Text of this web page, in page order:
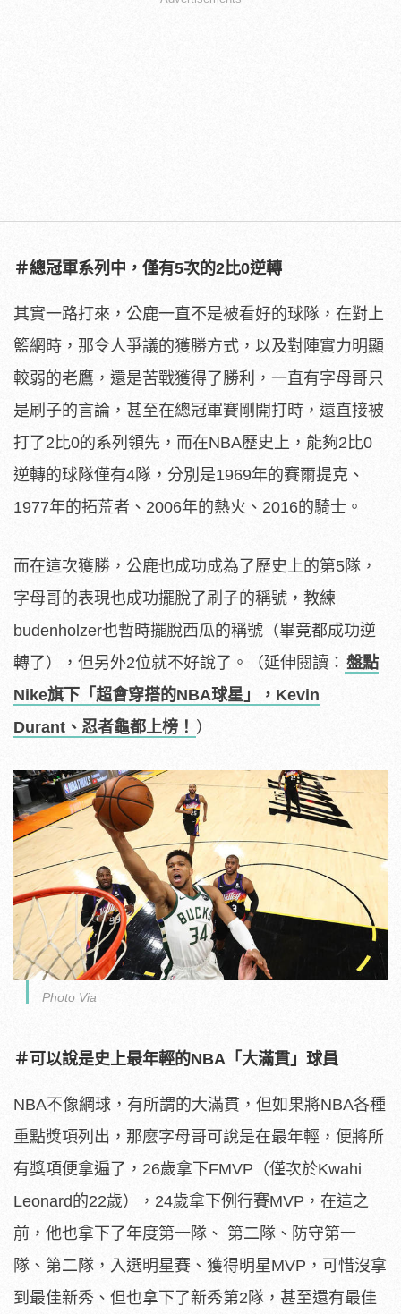
＃總冠軍系列中，僅有5次的2比0逆轉
其實一路打來，公鹿一直不是被看好的球隊，在對上
籃網時，那令人爭議的獲勝方式，以及對陣實力明顯
較弱的老鷹，還是苦戰獲得了勝利，一直有字母哥只
是刷子的言論，甚至在總冠軍賽剛開打時，還直接被
打了2比0的系列領先，而在NBA歷史上，能夠2比0
逆轉的球隊僅有4隊，分別是1969年的賽爾提克、
1977年的拓荒者、2006年的熱火、2016的騎士。
而在這次獲勝，公鹿也成功成為了歷史上的第5隊，
字母哥的表現也成功擺脫了刷子的稱號，教練
budenholzer也暫時擺脫西瓜的稱號（畢竟都成功逆
轉了），但另外2位就不好說了。（延伸閱讀： 盤點
Nike旗下「超會穿搭的NBA球星」，Kevin
Durant、忍者龜都上榜！ ）
Photo Via
＃可以說是史上最年輕的NBA「大滿貫」球員
NBA不像網球，有所謂的大滿貫，但如果將NBA各種
重點獎項列出，那麼字母哥可說是在最年輕，便將所
有獎項便拿遍了，26歲拿下FMVP（僅次於Kwahi
Leonard的22歲），24歲拿下例行賽MVP，在這之
前，他也拿下了年度第一隊、 第二隊、防守第一
隊、第二隊，入選明星賽、獲得明星MVP，可惜沒拿
到最佳新秀、但也拿下了新秀第2隊，甚至還有最佳